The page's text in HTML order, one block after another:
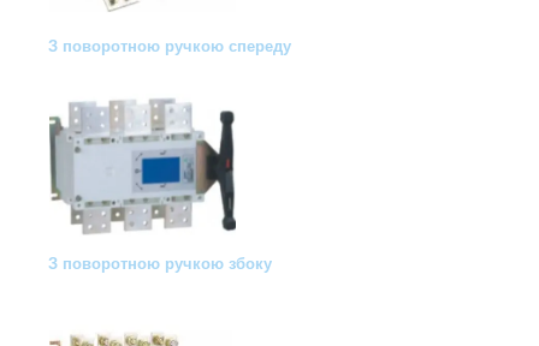
З поворотною ручкою спереду
З поворотною ручкою збоку